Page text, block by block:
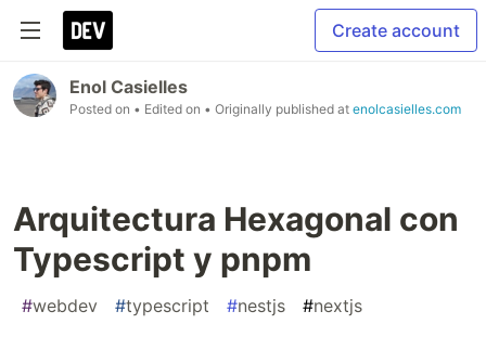
Create account
Enol Casielles
Posted on • Edited on • Originally published at enolcasielles.com
Arquitectura Hexagonal con
Typescript y pnpm
#webdev #typescript #nestjs #nextjs